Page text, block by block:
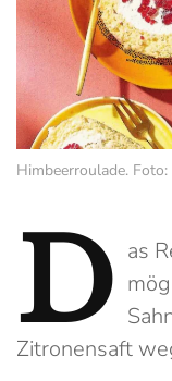
Himbeerroulade.
D as
Zitronensaft